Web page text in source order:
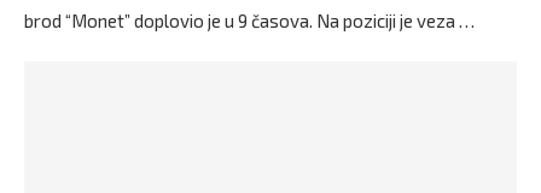
brod “Monet” doplovio je u 9 časova. Na poziciji je veza …